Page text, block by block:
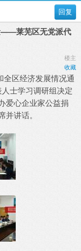
回复
——莱芜区无党派代
楼主
收藏
区经济发展情况通
士学习调研组决定
爱心企业家公益捐
并讲话。